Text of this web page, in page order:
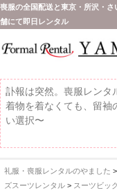
喪服の全国配送と東京・所沢・
舗にて即日レンタル
訃報は突然。喪服レンタ
着物を着なくても、留袖
い選択〜
ホーム
礼服・喪服レンタルのやました >
ズスーツレンタル> スーツビッ